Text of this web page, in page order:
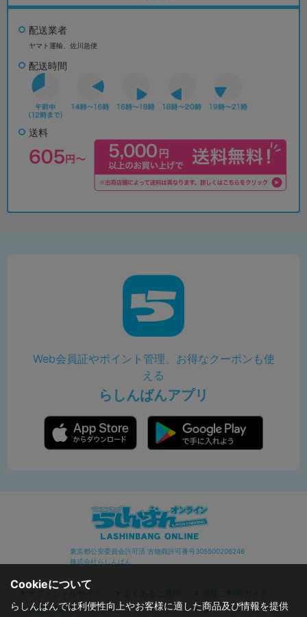
配送業者
ヤマト運輸、佐川急便
配送時間
送料
Web会員証やポイント管理、お得なクーポンも使
える
らしんばんアプリ
東京都公安委員会許可済 古物商許可番号305500206246
株式会社らしんばん
オフィシャルサイト よくあるご質問
通販ご利用ガイド
お問い合わせ
セキュリティポリシー プライバシーポリシー
Cookieについて
らしんばんでは利便性向上やお客様に適した商品及び情報を提供